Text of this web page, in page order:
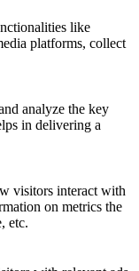
like
platforms, collect
analyze the key
in delivering a
visitors interact with
on metrics the
etc.